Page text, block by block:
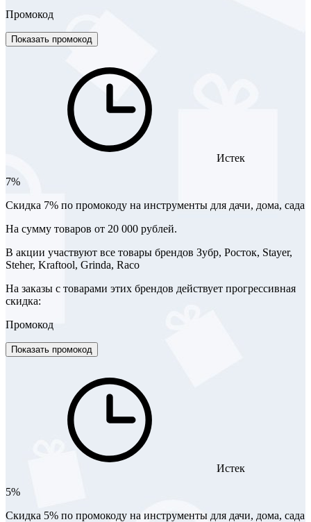
Промокод
Показать промокод
Истек
7%
Скидка 7% по промокоду на инструменты для дачи, дома, сада
На сумму товаров от 20 000 рублей.
В акции участвуют все товары брендов Зубр, Росток, Stayer,
Steher, Kraftool, Grinda, Raco
На заказы с товарами этих брендов действует прогрессивная
скидка:
Промокод
Показать промокод
Истек
5%
Скидка 5% по промокоду на инструменты для дачи, дома, сада